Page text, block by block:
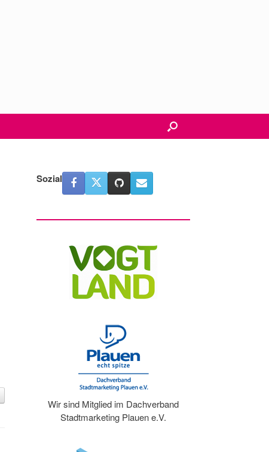
Sozial
Wir sind Mitglied im Dachverband
Stadtmarketing Plauen e.V.